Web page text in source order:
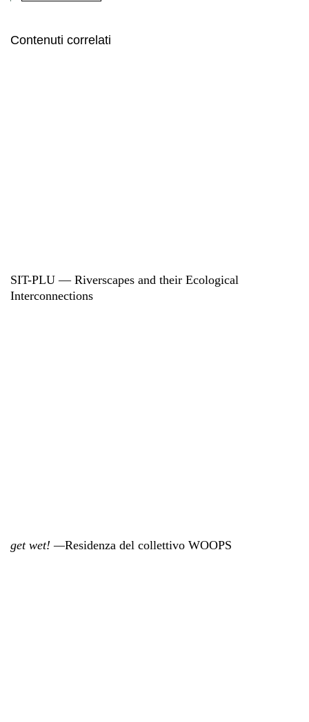
Contenuti correlati
SIT-PLU — Riverscapes and their Ecological
Interconnections
get wet! —Residenza del collettivo WOOPS